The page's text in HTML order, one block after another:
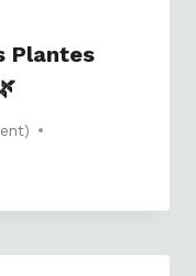
Plantes